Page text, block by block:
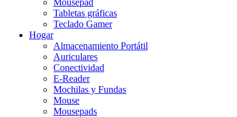
Mousepad
Tabletas gráficas
Teclado Gamer
Hogar
Almacenamiento Portátil
Auriculares
Conectividad
E-Reader
Mochilas y Fundas
Mouse
Mousepads